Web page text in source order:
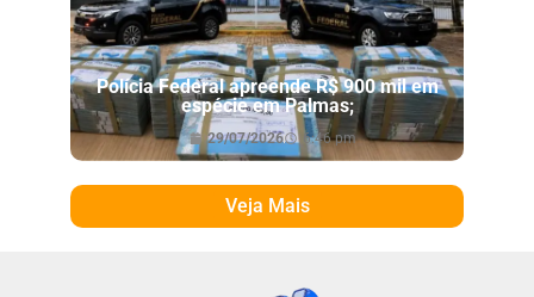
Polícia Federal apreende R$ 900 mil em
espécie em Palmas;
29/07/2026 6:46 pm
Veja Mais